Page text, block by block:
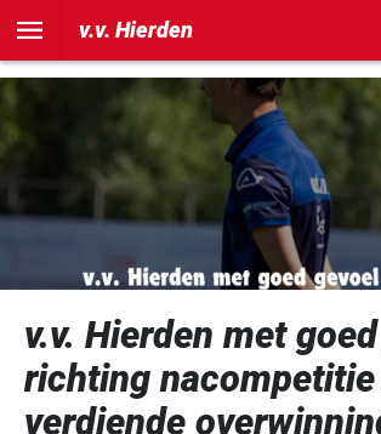
v.v. Hierden
v.v. Hierden met
richting nacompetitie
verdiende